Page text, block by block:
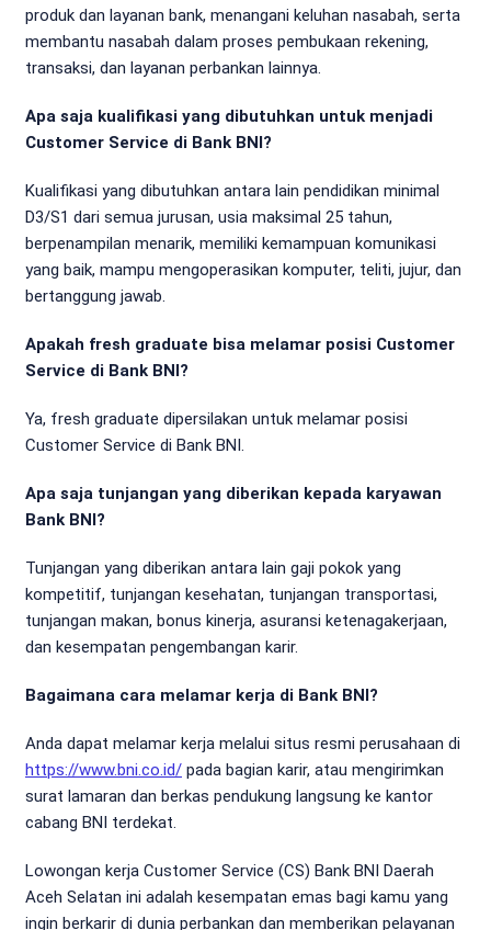
produk dan layanan bank, menangani keluhan nasabah, serta
membantu nasabah dalam proses pembukaan rekening,
transaksi, dan layanan perbankan lainnya.
Apa saja kualifikasi yang dibutuhkan untuk menjadi
Customer Service di Bank BNI?
Kualifikasi yang dibutuhkan antara lain pendidikan minimal
D3/S1 dari semua jurusan, usia maksimal 25 tahun,
berpenampilan menarik, memiliki kemampuan komunikasi
yang baik, mampu mengoperasikan komputer, teliti, jujur, dan
bertanggung jawab.
Apakah fresh graduate bisa melamar posisi Customer
Service di Bank BNI?
Ya, fresh graduate dipersilakan untuk melamar posisi
Customer Service di Bank BNI.
Apa saja tunjangan yang diberikan kepada karyawan
Bank BNI?
Tunjangan yang diberikan antara lain gaji pokok yang
kompetitif, tunjangan kesehatan, tunjangan transportasi,
tunjangan makan, bonus kinerja, asuransi ketenagakerjaan,
dan kesempatan pengembangan karir.
Bagaimana cara melamar kerja di Bank BNI?
Anda dapat melamar kerja melalui situs resmi perusahaan di
https://www.bni.co.id/ pada bagian karir, atau mengirimkan
surat lamaran dan berkas pendukung langsung ke kantor
cabang BNI terdekat.
Lowongan kerja Customer Service (CS) Bank BNI Daerah
Aceh Selatan ini adalah kesempatan emas bagi kamu yang
ingin berkarir di dunia perbankan dan memberikan pelayanan